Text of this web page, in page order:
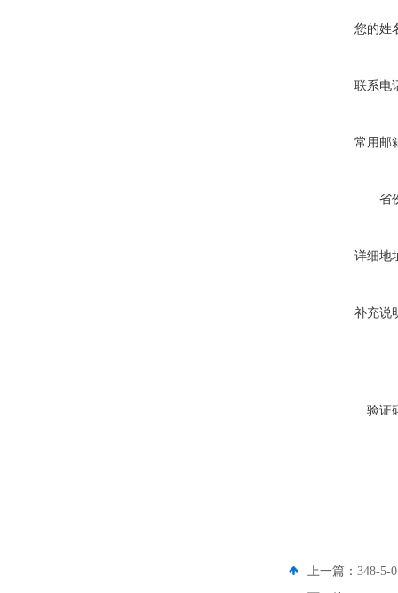
您的姓
联系电
常用邮
省
详细地
补充说
验证
上一篇： 348-5-